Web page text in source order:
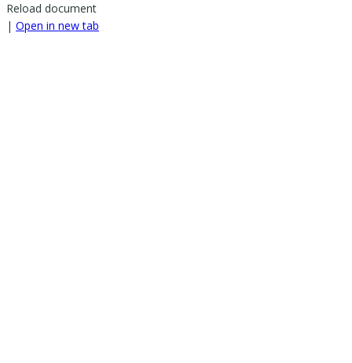
Reload document
| Open in new tab